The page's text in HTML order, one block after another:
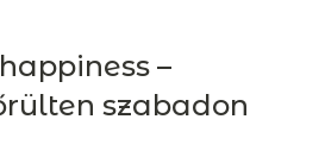
–
szabadon